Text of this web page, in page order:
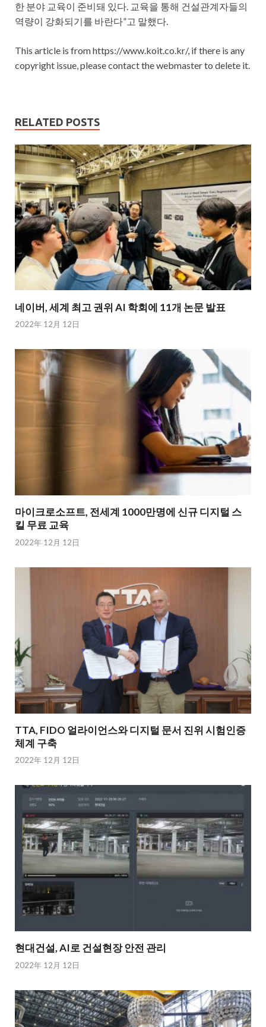
한 분야 교육이 준비돼 있다. 교육을 통해 건설관계자들의
역량이 강화되기를 바란다”고 말했다.
This article is from https://www.koit.co.kr/, if there is any
copyright issue, please contact the webmaster to delete it.
RELATED POSTS
네이버, 세계 최고 권위 AI 학회에 11개 논문 발표
2022年 12月 12日
마이크로소프트, 전세계 1000만명에 신규 디지털 스
킬 무료 교육
2022年 12月 12日
TTA, FIDO 얼라이언스와 디지털 문서 진위 시험인증
체계 구축
2022年 12月 12日
현대건설, AI로 건설현장 안전 관리
2022年 12月 12日